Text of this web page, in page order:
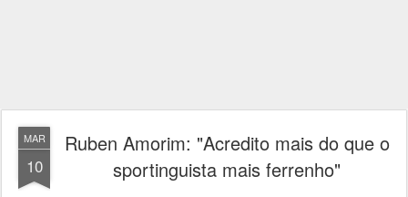
MAR
10
Ruben Amorim: "Acredito mais do que o
sportinguista mais ferrenho"